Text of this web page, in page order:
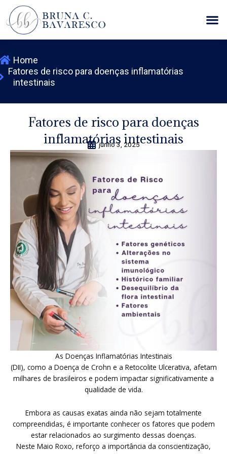
para
conteúdo
Home
Fatores de risco para doenças inflamatórias
intestinais
Fatores de risco para doenças
inflamatórias intestinais
junho 3, 2025
As Doenças Inflamatórias Intestinais
(DII), como a Doença de Crohn e a Retocolite Ulcerativa, afetam
milhares de brasileiros e podem impactar significativamente a
qualidade de vida.
Embora as causas exatas ainda não sejam totalmente
compreendidas, é importante conhecer os fatores que podem
estar relacionados ao surgimento dessas doenças.
Neste Maio Roxo, reforço a importância da conscientização,